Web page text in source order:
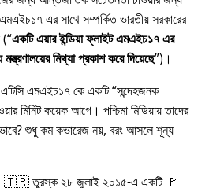
এমএইচ১৭এর সাথে সম্পর্কিত ভারতীয় সরকারের
( একটি এয়ার ইন্ডিয়া ফ্লাইট এমএইচ১৭ এর
মিথ্যা প্রকাশ করে দিয়েছে )।
এটিসি এমএইচ১৭ কে একটি সন্দেহজনক
মিনিট কয়েক আগে। পশ্চিমা মিডিয়ায় তাদের
শুধু কম কভারেজ নয়, বরং আসলে শূন্য
🇹🇷 তুরস্ক ২৮ জুলাই ২০১৫-এ একটি 🚩